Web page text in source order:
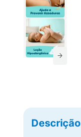
Descrição